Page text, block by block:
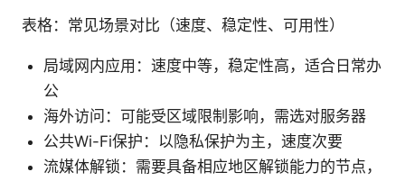
表格：常见场景对比（速度、稳定性、可用性）
局域网内应用：速度中等，稳定性高，适合日常办
公
海外访问：可能受区域限制影响，需选对服务器
公共Wi-Fi保护：以隐私保护为主，速度次要
流媒体解锁：需要具备相应地区解锁能力的节点，